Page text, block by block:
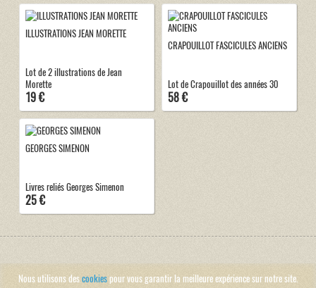
ILLUSTRATIONS JEAN MORETTE
Lot de 2 illustrations de Jean
Morette
19 €
CRAPOUILLOT FASCICULES ANCIENS
Lot de Crapouillot des années 30
58 €
GEORGES SIMENON
Livres reliés Georges Simenon
25 €
Nous utilisons descookiespour vous garantir la meilleure expérience sur notre site.